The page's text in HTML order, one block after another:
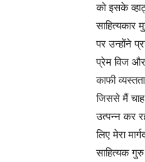
को इसके
पर उन्होंने
प्रेम विज
काफी
जिससे मैं
उत्पन्न कर
लिए मेरा
साहित्यक